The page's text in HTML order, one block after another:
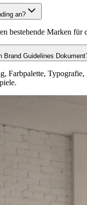
an?
bestehende Marken
Brand Guidelines
Farbpalette, Typografie,